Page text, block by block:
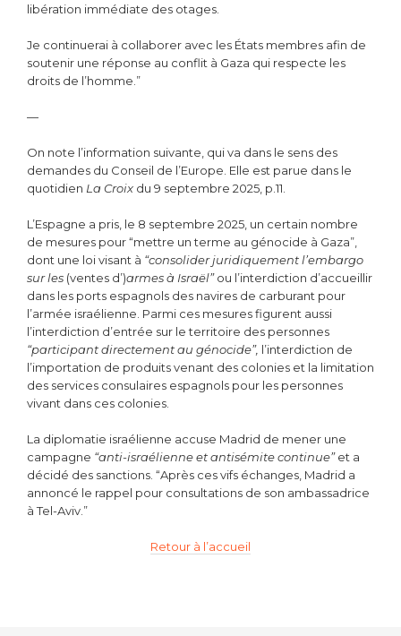
libération immédiate des otages.
Je continuerai à collaborer avec les États membres afin de
soutenir une réponse au conflit à Gaza qui respecte les
droits de l’homme.”
—
On note l’information suivante, qui va dans le sens des
demandes du Conseil de l’Europe. Elle est parue dans le
quotidien La Croix du 9 septembre 2025, p.11.
L’Espagne a pris, le 8 septembre 2025, un certain nombre
de mesures pour “mettre un terme au génocide à Gaza”,
dont une loi visant à “consolider juridiquement l’embargo
sur les (ventes d’)armes à Israël”ou l’interdiction d’accueillir
dans les ports espagnols des navires de carburant pour
l’armée israélienne. Parmi ces mesures figurent aussi
l’interdiction d’entrée sur le territoire des personnes
“participant directement au génocide”, l’interdiction de
l’importation de produits venant des colonies et la limitation
des services consulaires espagnols pour les personnes
vivant dans ces colonies.
La diplomatie israélienne accuse Madrid de mener une
campagne “anti-israélienne et antisémite continue”et a
décidé des sanctions. “Après ces vifs échanges, Madrid a
annoncé le rappel pour consultations de son ambassadrice
à Tel-Aviv.”
Retour à l’accueil